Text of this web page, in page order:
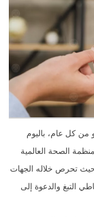
من كل عام، باليوم
الصحة العالمية
حيث تحرص خلاله الجهات
التبغ والدعوة إلى